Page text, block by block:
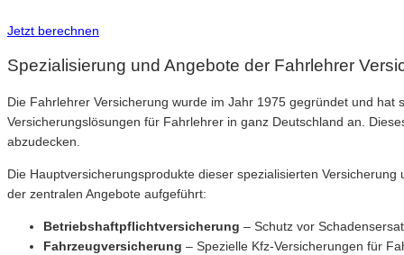
Jetzt berechnen
Spezialisierung und Angebote der Fahrlehrer
Die Fahrlehrer Versicherung wurde im Jahr 1975 gegründet und
Versicherungslösungen für Fahrlehrer in ganz Deutschland an.
abzudecken.
Die Hauptversicherungsprodukte dieser spezialisierten
der zentralen Angebote aufgeführt:
Betriebshaftpflichtversicherung – Schutz vor
Fahrzeugversicherung – Spezielle Kfz-Versicherungen für